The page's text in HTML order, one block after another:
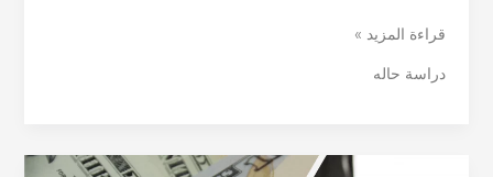
قراءة المزيد »
دراسة حاله